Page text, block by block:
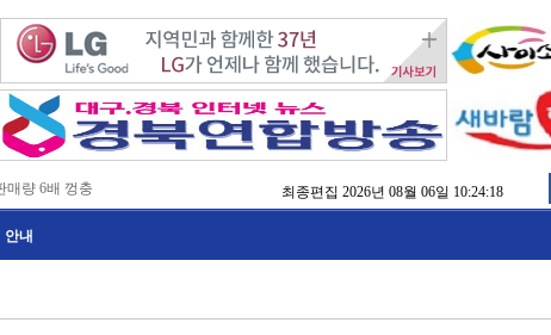
매량 6배 껑충
력 규탄
변화 만들겠다'
해법 모색
최종편집 2026년 08월 06일 10:24:18
안내